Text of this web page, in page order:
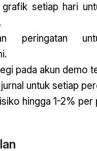
grafik setiap hari
peringatan
pada akun demo
untuk setiap
hingga 1-2% per